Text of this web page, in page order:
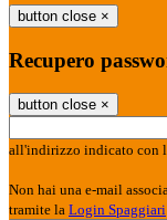
button close ×
Recupero
button close ×
all'indirizzo indicato con
Non hai una e-mail
tramite la Login Spaggiari